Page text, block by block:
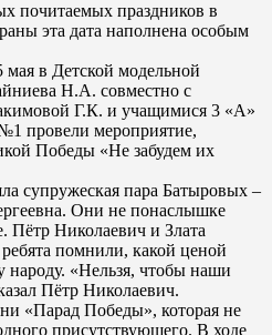
почитаемых праздников в
эта дата наполнена особым
в Детской модельной
Н.А. совместно с
Г.К. и учащимися 3 «А»
провели мероприятие,
Победы «Не забудем их
супружеская пара Батыровых –
Они не понаслышке
Пётр Николаевич и Злата
помнили, какой ценой
народу. «Нельзя, чтобы наши
Пётр Николаевич.
«Парад Победы», которая не
присутствующего. В ходе